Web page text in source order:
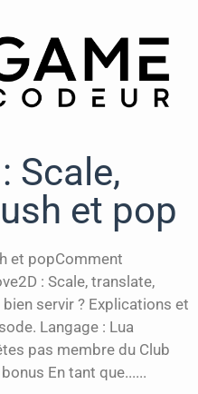
Scale,
et pop
et popComment
: Scale, translate,
servir ? Explications et
Langage : Lua
pas membre du Club
En tant que......